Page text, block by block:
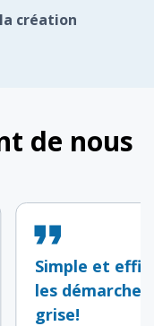
création
de nous
Simple et
les
grise!